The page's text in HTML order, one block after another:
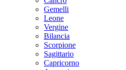
Gemelli
Leone
Vergine
Bilancia
Scorpione
Sagittario
Capricorno